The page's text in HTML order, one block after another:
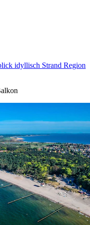
idyllisch Strand Region